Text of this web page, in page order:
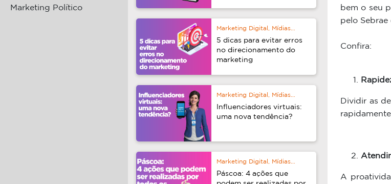
Marketing Político
Marketing Digital, Mídias
Sociais
5 dicas para evitar erros
no direcionamento do
marketing
Marketing Digital, Mídias
Sociais
Influenciadores virtuais:
uma nova tendência?
Marketing Digital, Mídias
Sociais
Páscoa: 4 ações que
bem o seu
pelo
Confira:
Dividir as
A